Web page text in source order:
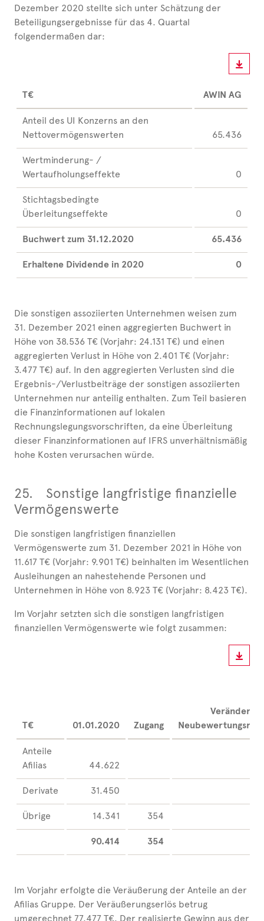
Dezember 2020 stellte sich unter Schätzung der
Beteiligungsergebnisse für das 4. Quartal
folgendermaßen dar:
T€ AWIN AG
Anteil des UI Konzerns an den
Nettovermögenswerten
65.436
Wertminderung- /
Wertaufholungseffekte
0
Stichtagsbedingte
Überleitungseffekte
0
Buchwert zum 31.12.2020 65.436
Erhaltene Dividende in 2020 0
Die sonstigen assoziierten Unternehmen weisen zum
31. Dezember 2021 einen aggregierten Buchwert in
Höhe von 38.536 T€ (Vorjahr: 24.131 T€) und einen
aggregierten Verlust in Höhe von 2.401 T€ (Vorjahr:
3.477 T€) auf. In den aggregierten Verlusten sind die
Ergebnis-/Verlustbeiträge der sonstigen assoziierten
Unternehmen nur anteilig enthalten. Zum Teil basieren
die Finanzinformationen auf lokalen
Rechnungslegungsvorschriften, da eine Überleitung
dieser Finanzinformationen auf IFRS unverhältnismäßig
hohe Kosten verursachen würde.
25. Sonstige langfristige finanzielle
Vermögenswerte
Die sonstigen langfristigen finanziellen
Vermögenswerte zum 31. Dezember 2021 in Höhe von
11.617 T€ (Vorjahr: 9.901 T€) beinhalten im Wesentlichen
Ausleihungen an nahestehende Personen und
Unternehmen in Höhe von 8.923 T€ (Vorjahr: 8.423 T€).
Im Vorjahr setzten sich die sonstigen langfristigen
finanziellen Vermögenswerte wie folgt zusammen:
T€ 01.01.2020 Zugang
Anteile
Afilias
44.622
Derivate 31.450
Übrige 14.341 354
90.414 354
Im Vorjahr erfolgte die Veräußerung der Anteile an der
Afilias Gruppe. Der Veräußerungserlös betrug
umgerechnet 77.477 T€. Der realisierte Gewinn aus der